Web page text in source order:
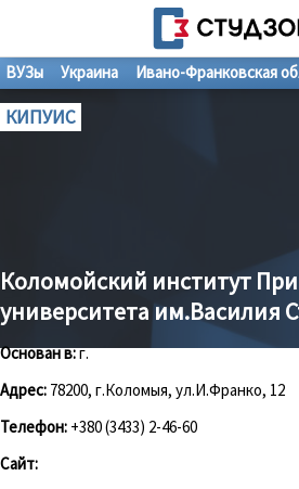
ВУЗы Украина Ивано-Франковская
КИПУИС
Коломойский институт
университета им.Василия
Основан в:г.
Адрес: 78200, г.Коломыя, ул.И.Франко, 12
Телефон: +380 (3433) 2-46-60
Сайт: